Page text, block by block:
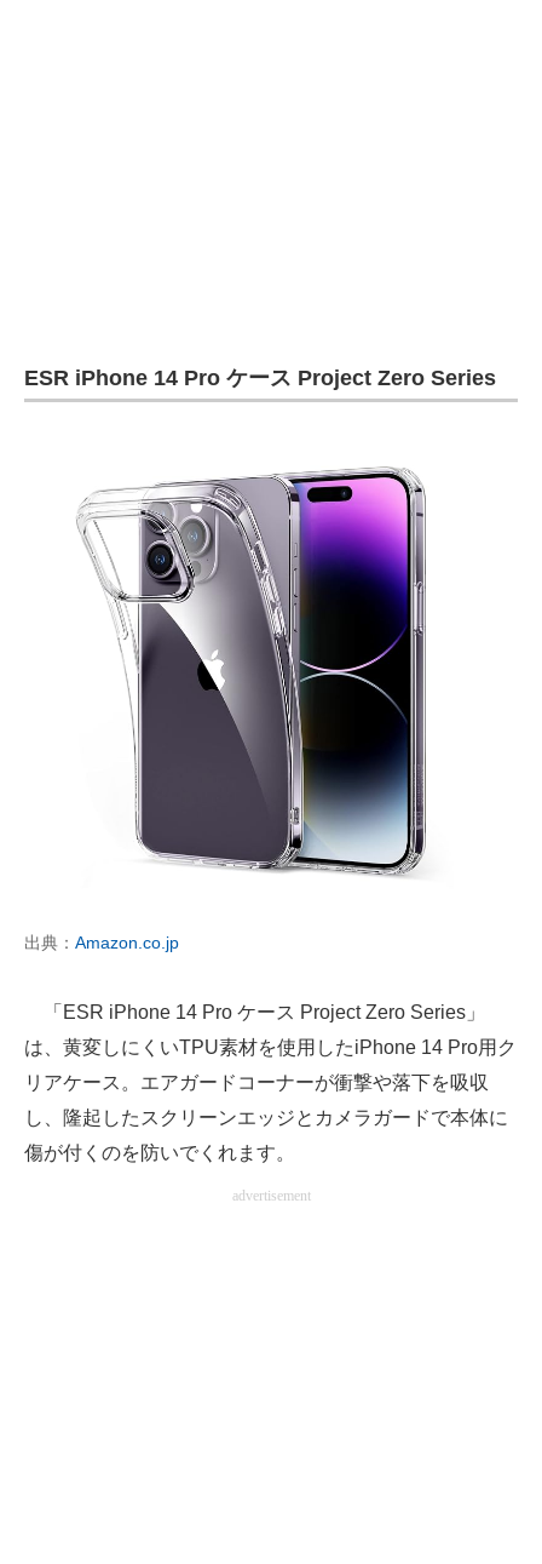
ESR iPhone 14 Pro ケース Project Zero Series
出典： Amazon.co.jp
「ESR iPhone 14 Pro ケース Project Zero Series」
は、黄変しにくいTPU素材を使用したiPhone 14 Pro用ク
リアケース。エアガードコーナーが衝撃や落下を吸収
し、隆起したスクリーンエッジとカメラガードで本体に
傷が付くのを防いでくれます。
advertisement